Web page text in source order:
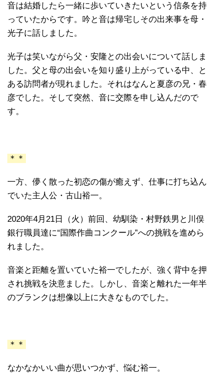
音は結婚したら一緒に歩いていきたいという信条を持
っていたからです。吟と音は帰宅しその出来事を母・
光子に話しました。
光子は笑いながら父・安隆との出会いについて話しま
した。父と母の出会いを知り盛り上がっている中、と
ある訪問者が現れました。それはなんと夏彦の兄・春
彦でした。そして突然、音に交際を申し込んだので
す。
＊＊
一方、儚く散った初恋の傷が癒えず、仕事に打ち込ん
でいた主人公・古山裕一。
2020年4月21日（火）前回、幼馴染・村野鉄男と川俣
銀行職員達に“国際作曲コンクール”への挑戦を進めら
れました。
音楽と距離を置いていた裕一でしたが、強く背中を押
され挑戦を決意ました。しかし、音楽と離れた一年半
のブランクは想像以上に大きなものでした。
＊＊
なかなかいい曲が思いつかず、悩む裕一。